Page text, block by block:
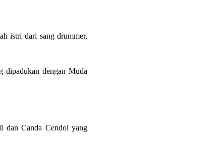
istri dari sang drummer,
dengan Muda
dan Canda Cendol yang